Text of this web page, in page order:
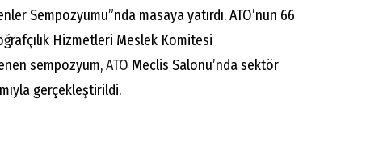
Sempozyumu”nda masaya yatırdı. ATO’nun 66
Hizmetleri Meslek Komitesi
sempozyum,ATO Meclis Salonu’nda sektör
gerçekleştirildi.